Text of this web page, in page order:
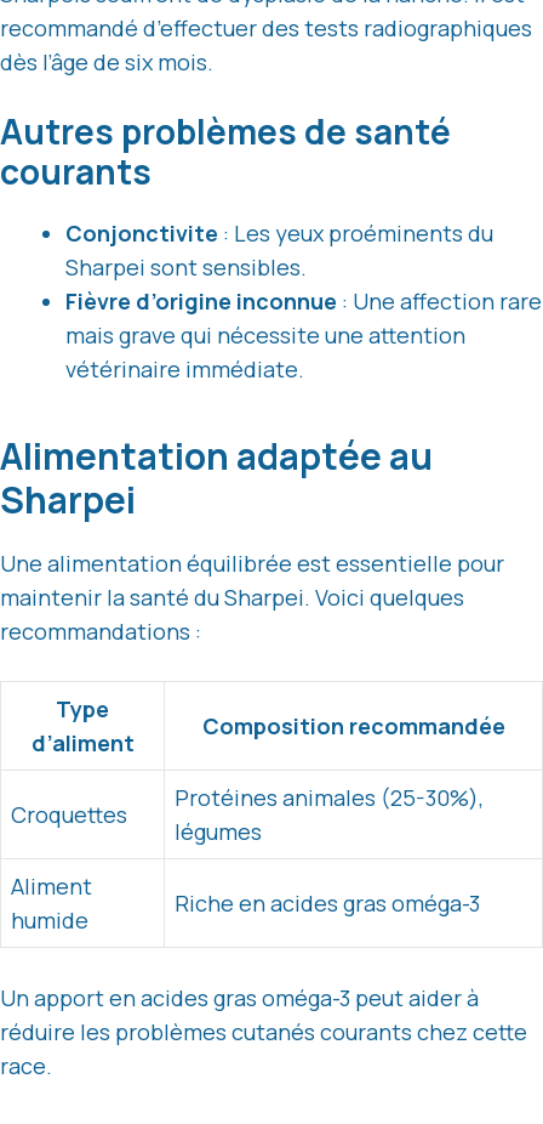
recommandé d’effectuer des tests radiographiques
dès l’âge de six mois.
Autres problèmes de santé
courants
Conjonctivite : Les yeux proéminents du
Sharpei sont sensibles.
Fièvre d’origine inconnue : Une affection rare
mais grave qui nécessite une attention
vétérinaire immédiate.
Alimentation adaptée au
Sharpei
Une alimentation équilibrée est essentielle pour
maintenir la santé du Sharpei. Voici quelques
recommandations :
Type
d’aliment
Composition recommandée
Croquettes
Protéines animales (25-30%),
légumes
Aliment
humide
Riche en acides gras oméga-3
Un apport en acides gras oméga-3 peut aider à
réduire les problèmes cutanés courants chez cette
race.